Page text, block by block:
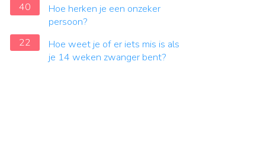
40
Hoe herken je een onzeker
persoon?
22
Hoe weet je of er iets mis is als
je 14 weken zwanger bent?